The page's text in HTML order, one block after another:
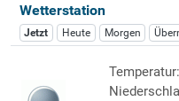
Wetterstation
Jetzt Heute Morgen
Temperatur: